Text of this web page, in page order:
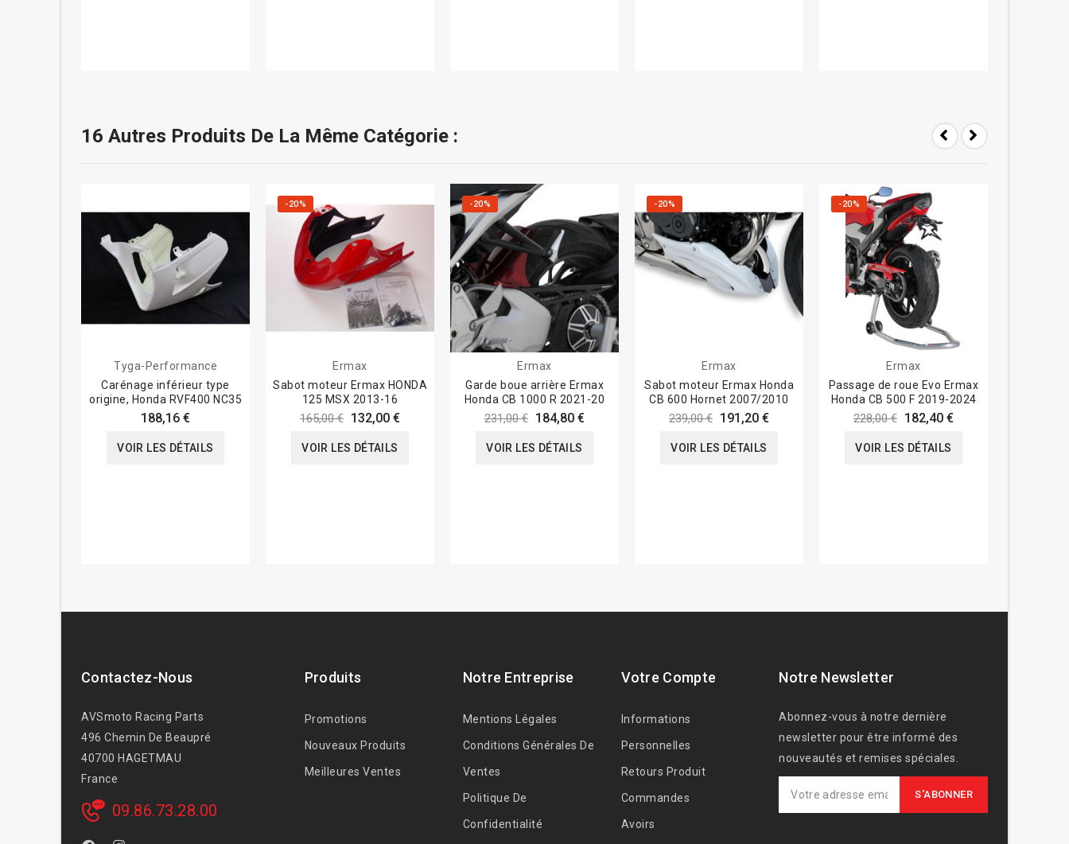
16 Autres Produits De La Même Catégorie :
Tyga-Performance
Carénage inférieur type
origine, Honda RVF400 NC35
188,16 €
VOIR LES DÉTAILS
-20%
Ermax
Sabot moteur Ermax HONDA
125 MSX 2013-16
165,00 € 132,00 €
VOIR LES DÉTAILS
-20%
Ermax
Garde boue arrière Ermax
Honda CB 1000 R 2021-20
231,00 € 184,80 €
VOIR LES DÉTAILS
-20%
Ermax
Sabot moteur Ermax Honda
CB 600 Hornet 2007/2010
239,00 € 191,20 €
VOIR LES DÉTAILS
-20%
Ermax
Passage de roue Evo Ermax
Honda CB 500 F 2019-2024
228,00 € 182,40 €
VOIR LES DÉTAILS
Contactez-Nous
AVSmoto Racing Parts
496 Chemin De Beaupré
40700 HAGETMAU
France
09.86.73.28.00
Produits
Promotions
Nouveaux Produits
Meilleures Ventes
Notre Entreprise
Mentions Légales
Conditions Générales De
Ventes
Politique De
Confidentialité
Votre Compte
Informations
Personnelles
Retours Produit
Commandes
Avoirs
Notre Newsletter
Abonnez-vous à notre dernière
newsletter pour être informé des
nouveautés et remises spéciales.